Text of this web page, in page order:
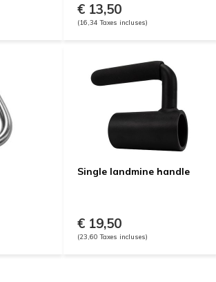
€ 13,50
(16,34 Taxes incluses)
Single landmine handle
€ 19,50
(23,60 Taxes incluses)